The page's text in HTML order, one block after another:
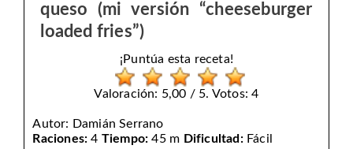
queso (mi versión “cheeseburger
loaded fries”)
¡Puntúa esta receta!
Valoración: 5,00 / 5. Votos: 4
Autor: Damián Serrano
Raciones: 4 Tiempo: 45 m Dificultad:Fácil